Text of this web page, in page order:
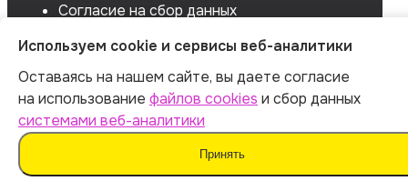
Согласие на сбор данных
Используем cookie и сервисы веб-аналитики
Оставаясь на нашем сайте, вы даете согласие
на использование файлов cookies и сбор данных
системами веб-аналитики
Принять